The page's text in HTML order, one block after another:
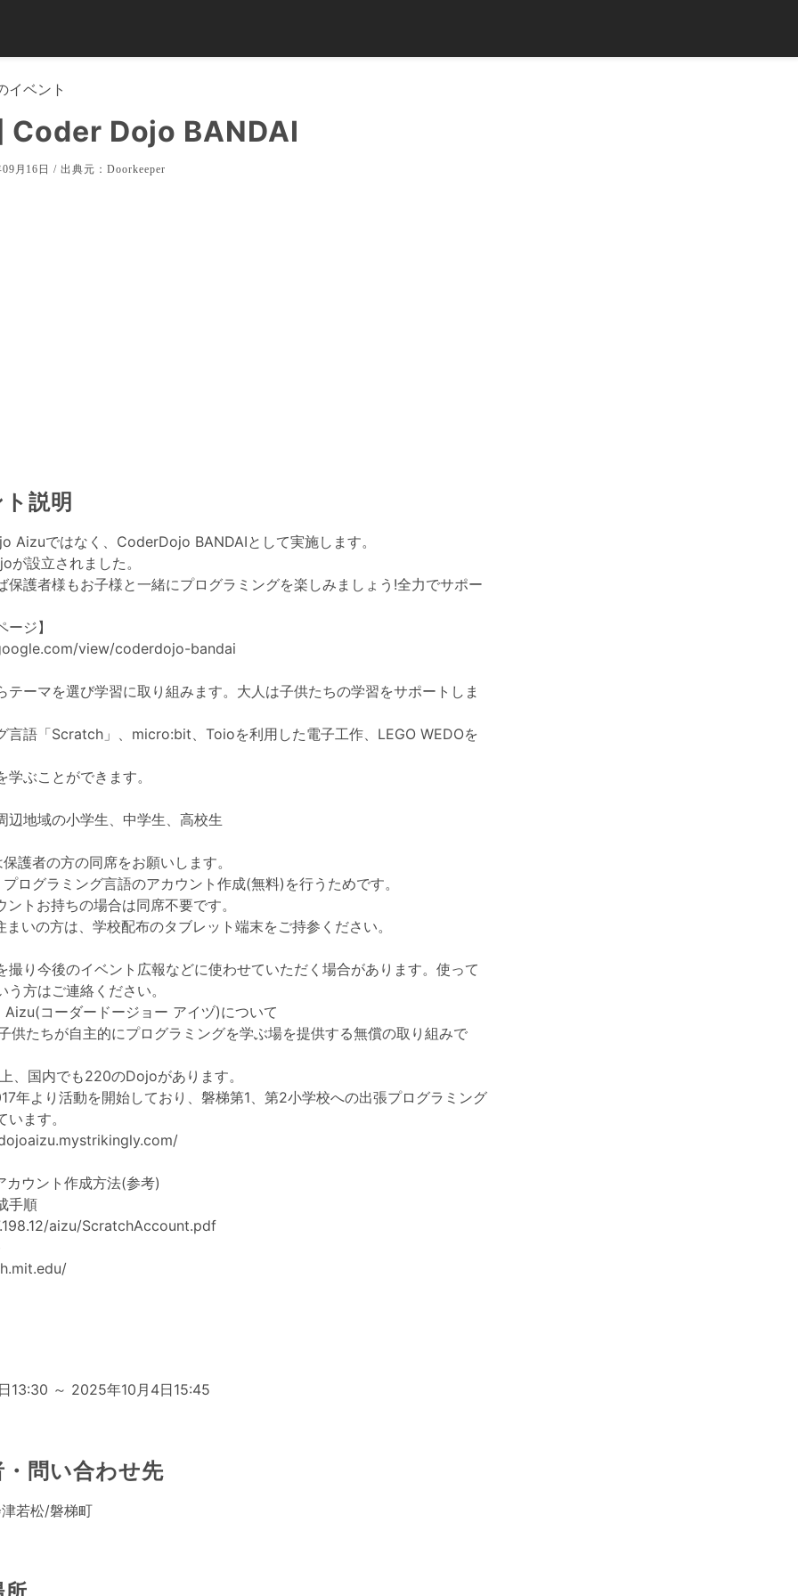
イベント
Coder Dojo BANDAI
月16日 / 出典元：Doorkeeper
説明
Aizuではなく、CoderDojo BANDAIとして実施します。
が設立されました。
保護者様もお子様と一緒にプログラミングを楽しみましょう!全力でサポー
ジ】
view/coderdojo-bandai
テーマを選び学習に取り組みます。大人は子供たちの学習をサポートしま
言語「Scratch」、micro:bit、Toioを利用した電子工作、LEGO WEDOを
学ぶことができます。
辺地域の小学生、中学生、高校生
護者の方の同席をお願いします。
ログラミング言語のアカウント作成(無料)を行うためです。
トお持ちの場合は同席不要です。
いの方は、学校配布のタブレット端末をご持参ください。
撮り今後のイベント広報などに使わせていただく場合があります。使って
う方はご連絡ください。
コーダードージョー アイヅ)について
供たちが自主的にプログラミングを学ぶ場を提供する無償の取り組みで
、国内でも220のDojoがあります。
年より活動を開始しており、磐梯第1、第2小学校への出張プログラミング
ます。
ウント作成方法(参考)
手順
aizu/ScratchAccount.pdf
13:30 ～ 2025年10月4日15:45
・問い合わせ先
若松/磐梯町